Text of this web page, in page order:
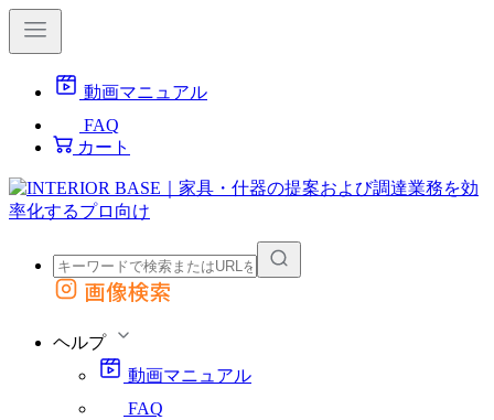
動画マニュアル
FAQ
カート
外部サイトの商品をカートに追加
画像検索
ヘルプ
動画マニュアル
FAQ